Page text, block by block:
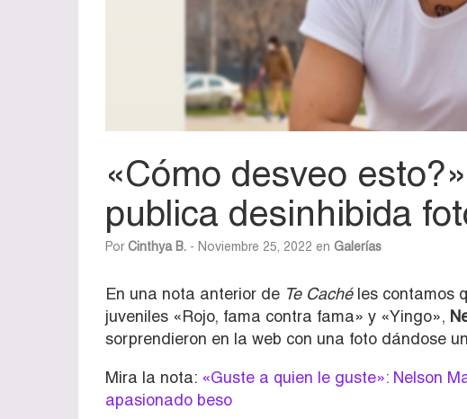
«Cómo desveo
publica desinhibida
PorCinthya B. - Noviembre 25, 2022 en Galerías
En una nota anterior de Te Cachéles contamos
juveniles «Rojo, fama contra fama» y «Yingo»,
sorprendieron en la web con una foto dándose
Mira la nota: «Guste a quien le guste»: Nelson
apasionado beso